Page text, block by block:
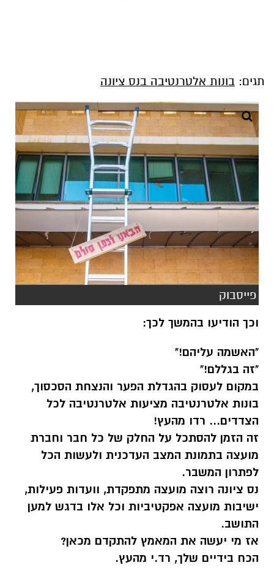
תגים: בונות אלטרנטיבה בנס ציונה
פייסבוק
וכך הודיעו בהמשך לכך:
"האשמה עליהם!"
"זה בגללם!"
במקום לעסוק בהגדלת הפער והנצחת הסכסוך,
בונות אלטרנטיבה מציעות אלטרנטיבה לכל
הצדדים... רדו מהעץ!
זה הזמן להסתכל על החלק של כל חבר וחברת
מועצה בתמונת המצב העדכנית ולעשות הכל
לפתרון המשבר.
נס ציונה רוצה מועצה מתפקדת, וועדות פעילות,
ישיבות מועצה אפקטיביות וכל אלו בדגש למען
התושב.
אז מי יעשה את המאמץ להתקדם מכאן?
הכח בידיים שלך, רד.י מהעץ.